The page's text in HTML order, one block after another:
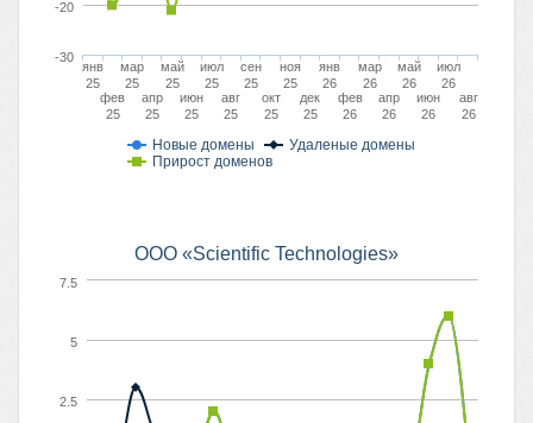
Новые домены
Удаленые домены
Прирост доменов
янв
25
фев
25
мар
25
апр
25
май
25
июн
25
июл
25
авг
25
сен
25
окт
25
ноя
25
дек
25
янв
26
фев
26
мар
26
апр
26
май
26
июн
26
июл
26
авг
26
-30
-20
OOO «Scientific Technologies»
2.5
5
7.5